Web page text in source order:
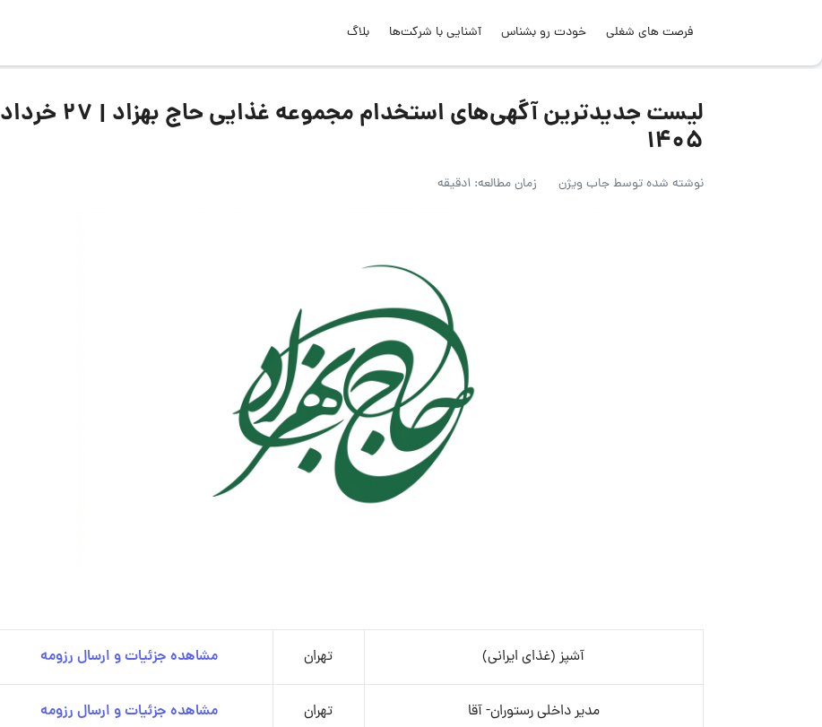
فرصت های شغلی خودت رو بشناس آشنایی با شرکت‌ها بلاگ
لیست جدیدترین آگهی‌های استخدام مجموعه غذایی حاج بهزاد | ۲۷ خرداد
۱۴۰۵
نوشته شده توسطجاب ویژن زمان مطالعه: 1دقیقه
آشپز (غذای ایرانی) تهران مشاهده جزئیات و ارسال رزومه
مدیر داخلی رستوران- آقا تهران مشاهده جزئیات و ارسال رزومه